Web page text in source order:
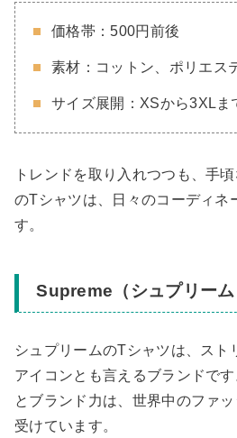
価格帯：500円前後
素材：コットン、ポリエス
サイズ展開：XSから3XLま
トレンドを取り入れつつも、手
のTシャツは、日々のコーディネ
す。
Supreme（シュプリーム
シュプリームのTシャツは、スト
アイコンとも言えるブランドで
とブランド力は、世界中のファ
受けています。